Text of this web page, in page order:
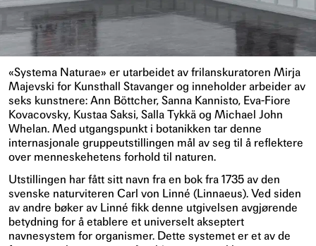
«Systema Naturae» er utarbeidet av frilanskuratoren Mirja
Majevski for Kunsthall Stavanger og inneholder arbeider av
seks kunstnere: Ann Böttcher, Sanna Kannisto, Eva-Fiore
Kovacovsky, Kustaa Saksi, Salla Tykkä og Michael John
Whelan. Med utgangspunkt i botanikken tar denne
internasjonale gruppeutstillingen mål av seg til å reflektere
over menneskehetens forhold til naturen.
Utstillingen har fått sitt navn fra en bok fra 1735 av den
svenske naturviteren Carl von Linné (Linnaeus). Ved siden
av andre bøker av Linné fikk denne utgivelsen avgjørende
betydning for å etablere et universelt akseptert
navnesystem for organismer. Dette systemet er et av de